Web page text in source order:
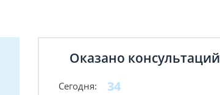
Оказано консультаций
Сегодня: 34